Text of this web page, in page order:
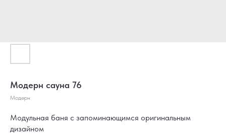
Модерн сауна 76
Модерн
Модульная баня с запоминающимся оригинальным
дизайном